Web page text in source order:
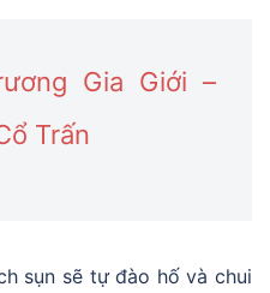
Gia Giới –
Trấn
sụn sẽ tự đào hố và chui